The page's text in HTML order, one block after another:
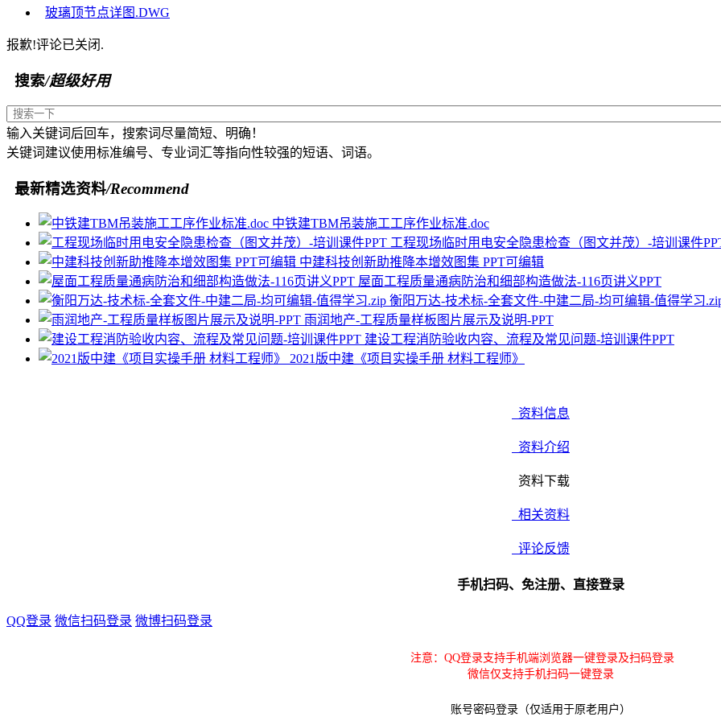
玻璃顶节点详图.DWG
报歉!评论已关闭.
搜索/超级好用
输入关键词后回车，搜索词尽量简短、明确！
关键词建议使用标准编号、专业词汇等指向性较强的短语、词语。
最新精选资料/Recommend
中铁建TBM吊装施工工序作业标准.doc
工程现场临时用电安全隐患检查（图文并茂）-培训课件
中建科技创新助推降本增效图集 PPT可编辑
屋面工程质量通病防治和细部构造做法-116页讲义PPT
衡阳万达-技术标-全套文件-中建二局-均可编辑-值得学习
雨润地产-工程质量样板图片展示及说明-PPT
建设工程消防验收内容、流程及常见问题-培训课件PPT
2021版中建《项目实操手册 材料工程师》
资料信息
资料介绍
资料下载
相关资料
评论反馈
手机扫码、免注册、直接登录
QQ登录 微信扫码登录 微博扫码登录
注意：QQ登录支持手机端浏览器一键登录及扫码登录
微信仅支持手机扫码一键登录
账号密码登录（仅适用于原老用户）